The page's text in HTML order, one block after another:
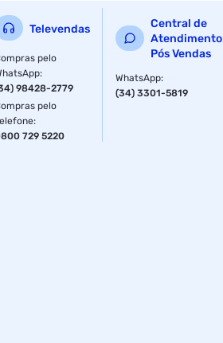
Televendas
pelo
:
98428-2779
pelo
:
729 5220
Central de
Atendimento
Pós Vendas
WhatsApp:
(34) 3301-5819